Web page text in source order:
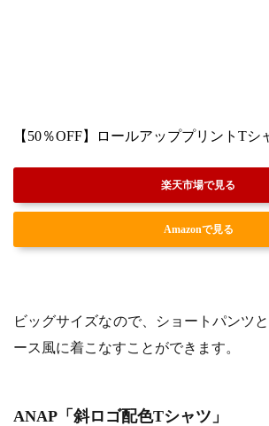
【50％OFF】ロールアッププリントT
楽天市場で見る
Amazonで見る
ビッグサイズなので、ショートパンツ
ース風に着こなすことができます。
ANAP「斜ロゴ配色Tシャツ」